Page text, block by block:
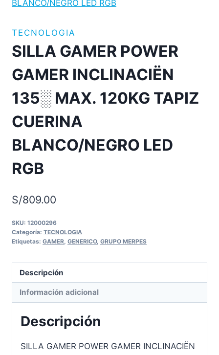
TECNOLOGIA
SILLA GAMER POWER
GAMER INCLINACIËN
135░ MAX. 120KG TAPIZ
CUERINA
BLANCO/NEGRO LED
RGB
S/809.00
SKU: 12000296
Categoría: TECNOLOGIA
Etiquetas: GAMER GENERICO, GRUPO MERPES
Descripción
Información adicional
Descripción
SILLA GAMER POWER GAMER INCLINACIËN